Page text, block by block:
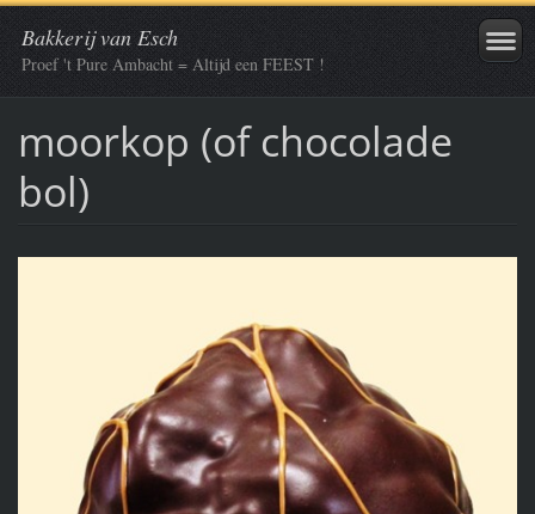
Bakkerij van Esch
Proef 't Pure Ambacht = Altijd een FEEST !
moorkop (of chocolade
bol)